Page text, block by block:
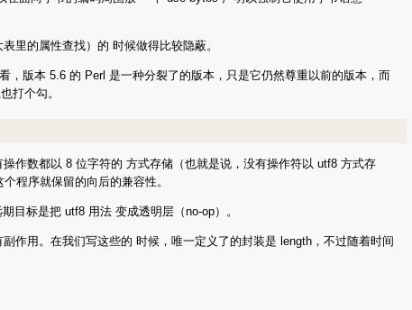
里的属性查找）的 时候做得比较隐蔽。
版本 5.6 的 Perl 是一种分裂了的版本，只是它仍然尊重以前的版本，而
打个勾。
作数都以 8 位字符的 方式存储（也就是说，没有操作符以 utf8 方式存
程序就保留的向后的兼容性。
目标是把 utf8 用法 变成透明层（no-op）。
作用。在我们写这些的 时候，唯一定义了的封装是 length，不过随着时间